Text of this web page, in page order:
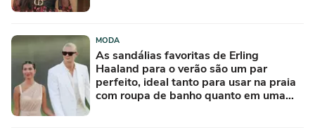
MODA
As sandálias favoritas de Erling
Haaland para o verão são um par
perfeito, ideal tanto para usar na praia
com roupa de banho quanto em uma